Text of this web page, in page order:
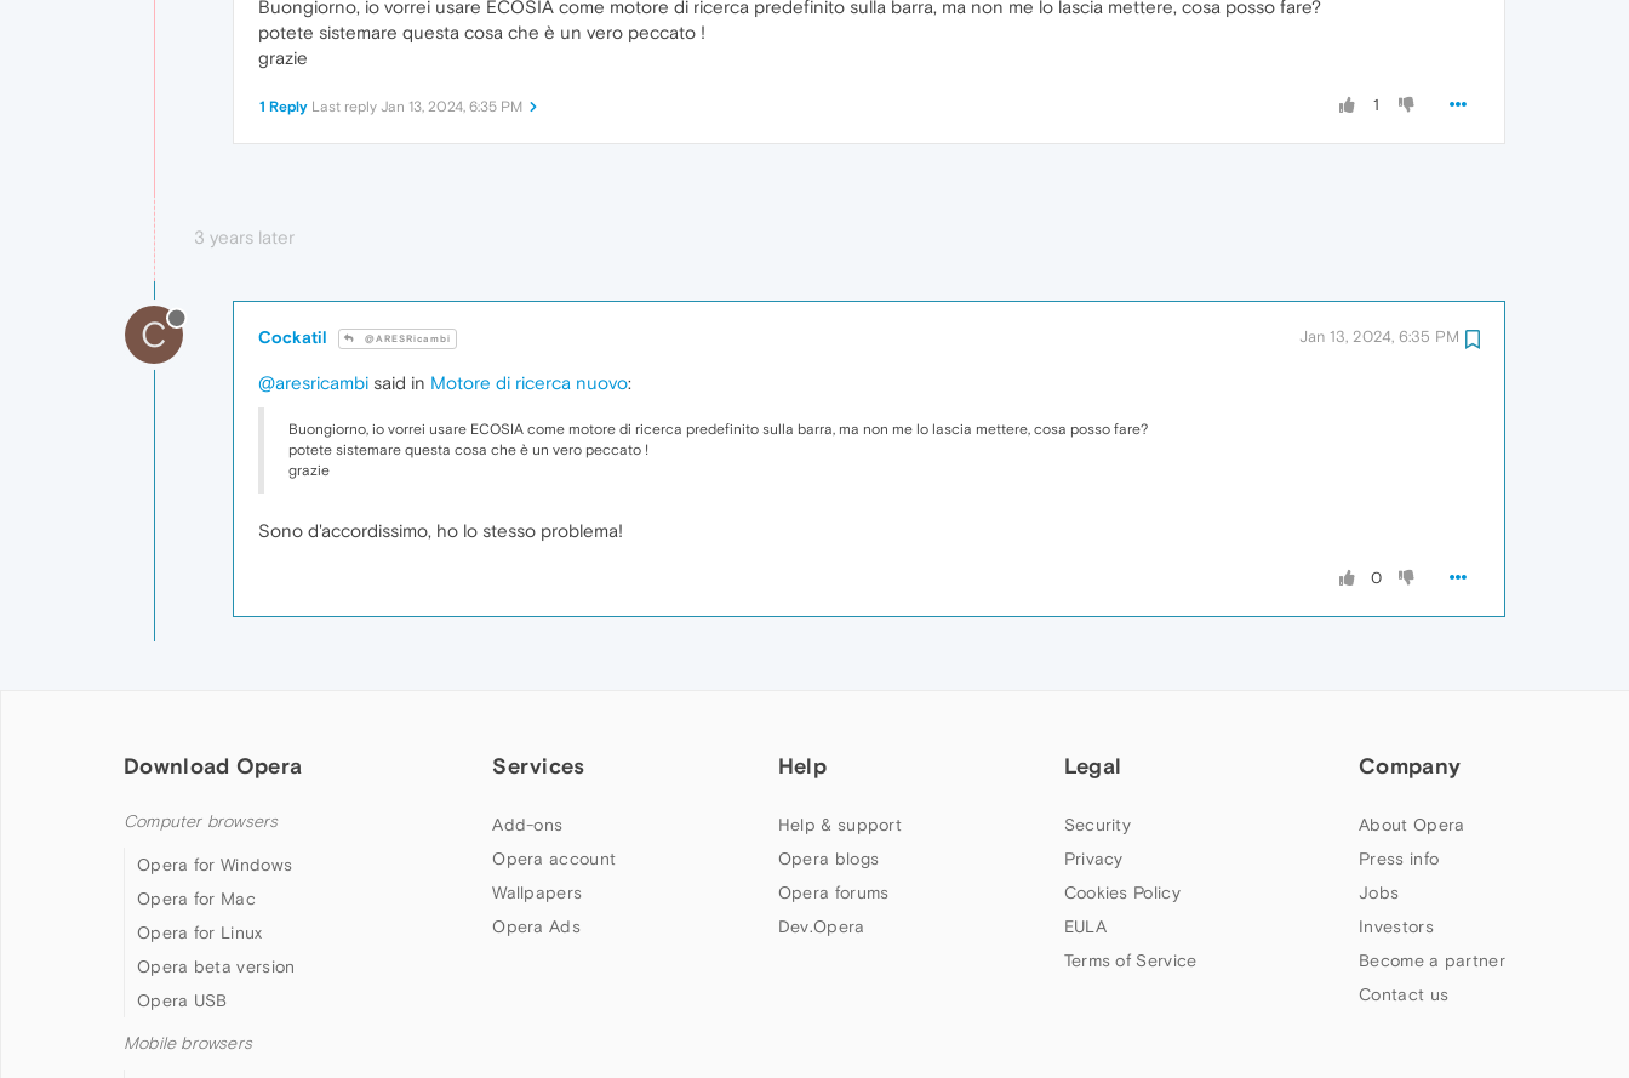
Buongiorno, io vorrei usare ECOSIA come motore di ricerca predefinito sulla barra, ma non me lo lascia mettere, cosa posso fare?
potete sistemare questa cosa che è un vero peccato !
grazie
1
1 Reply Last reply Jan 13, 2024, 6:35 PM
3 years later
C Cockatil @ARESRicambi Jan 13, 2024, 6:35 PM
@aresricambi said in Motore di ricerca nuovo:
Buongiorno, io vorrei usare ECOSIA come motore di ricerca predefinito sulla barra, ma non me lo lascia mettere, cosa posso fare?
potete sistemare questa cosa che è un vero peccato !
grazie
Sono d'accordissimo, ho lo stesso problema!
0
Download Opera
Computer browsers
Opera for Windows
Opera for Mac
Opera for Linux
Opera beta version
Opera USB
Mobile browsers
Services
Add-ons
Opera account
Wallpapers
Opera Ads
Help
Help & support
Opera blogs
Opera forums
Dev.Opera
Legal
Security
Privacy
Cookies Policy
EULA
Terms of Service
Company
About Opera
Press info
Jobs
Investors
Become a partner
Contact us